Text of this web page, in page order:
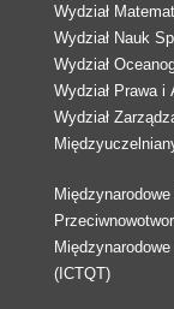
Wydział
Wydział Nauk
Wydział
Wydział Prawa i
Wydział
(ICTQT)